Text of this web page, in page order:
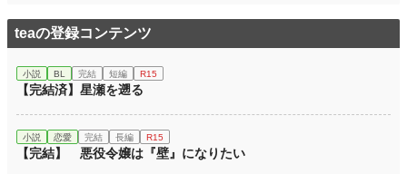
teaの登録コンテンツ
小説 BL 完結 短編 R15
【完結済】星瀬を遡る
小説 恋愛 完結 長編 R15
【完結】 悪役令嬢は『壁』になりたい